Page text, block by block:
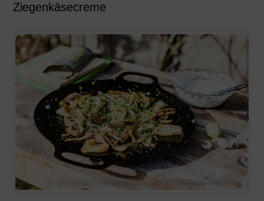
Ziegenkäsecreme